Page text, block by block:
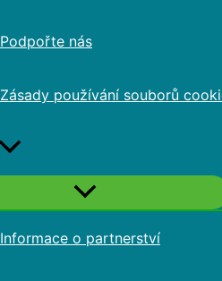
Podpořte nás
Zásady používání souborů
Informace o partnerství